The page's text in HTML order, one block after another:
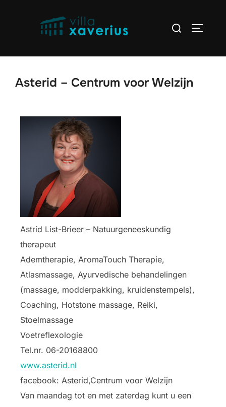
Asterid – Centrum voor Welzijn
Astrid List-Brieer – Natuurgeneeskundig
therapeut
Ademtherapie, AromaTouch Therapie,
Atlasmassage, Ayurvedische behandelingen
(massage, modderpakking, kruidenstempels),
Coaching, Hotstone massage, Reiki,
Stoelmassage
Voetreflexologie
Tel.nr. 06-20168800
www.asterid.nl
facebook: Asterid,Centrum voor Welzijn
Van maandag tot en met zaterdag kunt u een